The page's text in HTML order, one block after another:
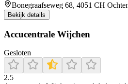
Bonegraafseweg 68, 4051 CH
Bekijk details
Accucentrale Wijchen
Gesloten
2.5